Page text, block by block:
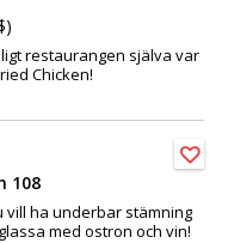
restaurangen själva var
Chicken!
108
vill ha underbar stämning
med ostron och vin!